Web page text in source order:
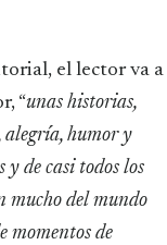
el lector va a
“unas historias,
alegría, humor y
de casi todos los
mucho del mundo
momentos de